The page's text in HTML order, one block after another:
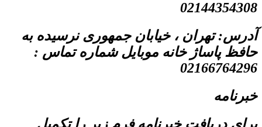
02144354308
آدرس: تهران ، خیابان جمهوری نرسیده به
حافظ پاساژ خانه موبایل شماره تماس :
02166764296
خبرنامه